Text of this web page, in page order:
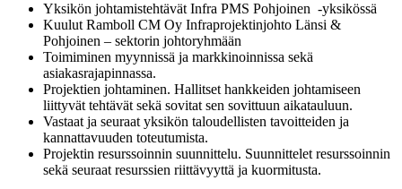
Yksikön johtamistehtävät Infra PMS Pohjoinen -yksikössä
Kuulut Ramboll CM Oy Infraprojektinjohto Länsi &
Pohjoinen – sektorin johtoryhmään
Toimiminen myynnissä ja markkinoinnissa sekä
asiakasrajapinnassa.
Projektien johtaminen. Hallitset hankkeiden johtamiseen
liittyvät tehtävät sekä sovitat sen sovittuun aikatauluun.
Vastaat ja seuraat yksikön taloudellisten tavoitteiden ja
kannattavuuden toteutumista.
Projektin resurssoinnin suunnittelu. Suunnittelet resurssoinnin
sekä seuraat resurssien riittävyyttä ja kuormitusta.